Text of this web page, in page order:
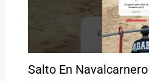
Salto En